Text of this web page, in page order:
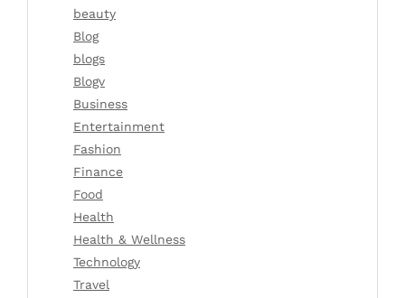
beauty
Blog
blogs
Blogv
Business
Entertainment
Fashion
Finance
Food
Health
Health & Wellness
Technology
Travel